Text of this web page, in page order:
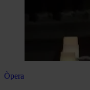
Òpera